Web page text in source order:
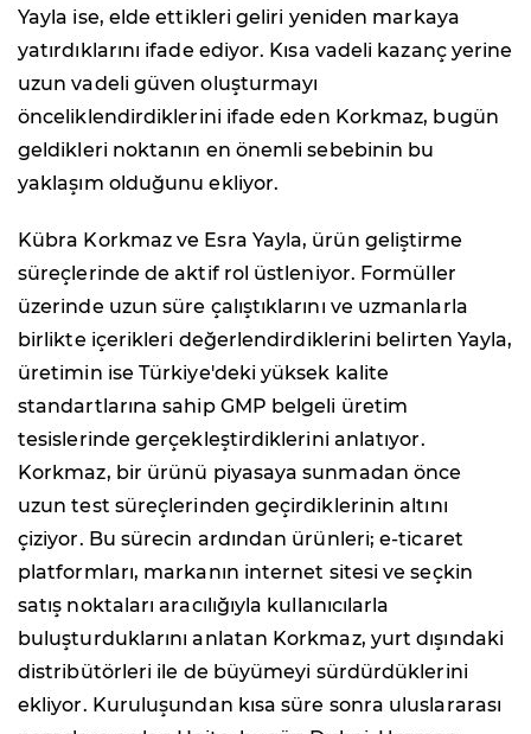
Yayla ise, elde ettikleri geliri yeniden markaya
yatırdıklarını ifade ediyor. Kısa vadeli kazanç yerine
uzun vadeli güven oluşturmayı
önceliklendirdiklerini ifade eden Korkmaz, bugün
geldikleri noktanın en önemli sebebinin bu
yaklaşım olduğunu ekliyor.
Kübra Korkmaz ve Esra Yayla, ürün geliştirme
süreçlerinde de aktif rol üstleniyor. Formüller
üzerinde uzun süre çalıştıklarını ve uzmanlarla
birlikte içerikleri değerlendirdiklerini belirten Yayla,
üretimin ise Türkiye'deki yüksek kalite
standartlarına sahip GMP belgeli üretim
tesislerinde gerçekleştirdiklerini anlatıyor.
Korkmaz, bir ürünü piyasaya sunmadan önce
uzun test süreçlerinden geçirdiklerinin altını
çiziyor. Bu sürecin ardından ürünleri; e-ticaret
platformları, markanın internet sitesi ve seçkin
satış noktaları aracılığıyla kullanıcılarla
buluşturduklarını anlatan Korkmaz, yurt dışındaki
distribütörleri ile de büyümeyi sürdürdüklerini
ekliyor. Kuruluşundan kısa süre sonra uluslararası